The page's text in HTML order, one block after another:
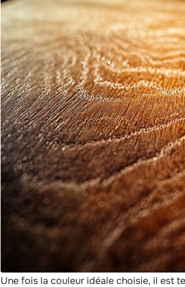
Une fois la couleur idéale choisie, il est